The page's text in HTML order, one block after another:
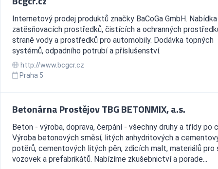
Internetový prodej produktů značky BaCoGa GmbH. Nabídka
zatěsňovacích prostředků, čistících a ochranných
straně vody a prostředků pro automobily. Dodávka topných
systémů, odpadního potrubí a příslušenství.
http://www.bcgcr.cz
Praha 5
Betonárna Prostějov TBG BETONMIX, a.s.
Beton - výroba, doprava, čerpání - všechny druhy a třídy po
Výroba betonových směsí, litých anhydritových a
potěrů, cementových litých pěn, zdicích malt, materiálů pro
vozovek a prefabrikátů. Nabízíme zkušebnictví a porade...